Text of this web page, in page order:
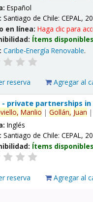
Español
Santiago de Chile: CEPAL,
en línea:Haga clic para
Ítems
Caribe-Energía Renovable.
reserva Agregar al
- private partnerships
Manlio |Gollán, Juan
Inglés
Santiago de Chile: CEPAL,
Ítems
reserva Agregar al